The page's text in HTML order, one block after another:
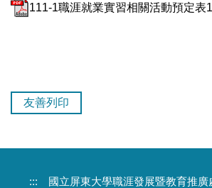
111-1職涯就業實習相關活動預定表
友善列印
::: 國立屏東大學職涯發展暨教育推